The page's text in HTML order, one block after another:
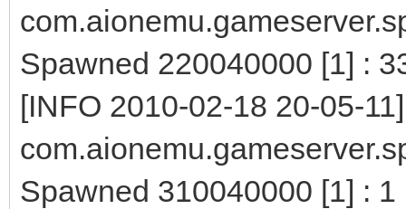
Spawned 220040000 [1] :
[INFO 2010-02-18 20-05-11]
Spawned 310040000 [1] : 1